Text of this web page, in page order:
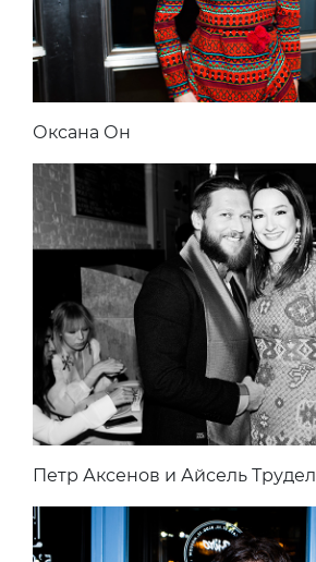
Оксана Он
Петр Аксенов и Айсель Трудел